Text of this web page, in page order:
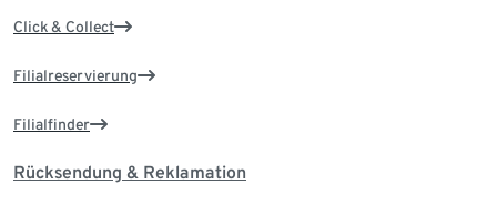
Click & Collect
Filialreservierung
Filialfinder
Rücksendung & Reklamation